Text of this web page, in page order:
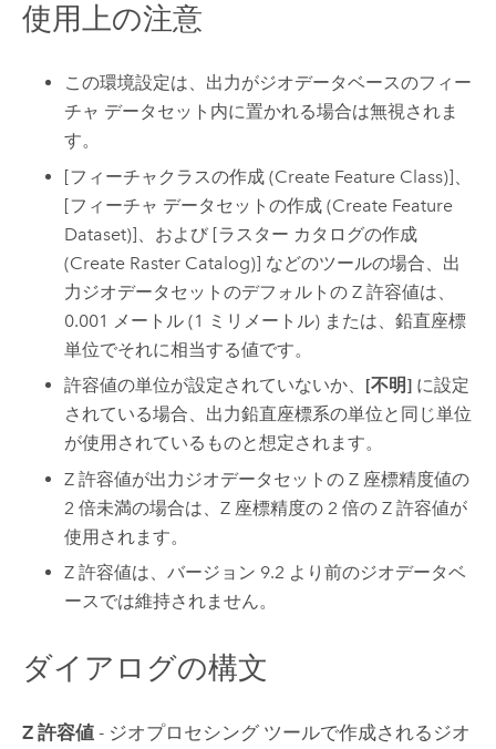
使用上の注意
この環境設定は、出力がジオデータベースのフィー
チャ データセット内に置かれる場合は無視されま
す。
[フィーチャクラスの作成 (Create Feature Class)]
[フィーチャ データセットの作成 (Create Feature
Dataset)] 、および [ラスター カタログの作成
(Create Raster Catalog)] などのツールの場合、出
力ジオデータセットのデフォルトの Z 許容値は、
0.001 メートル (1 ミリメートル) または、鉛直座標
単位でそれに相当する値です。
許容値の単位が設定されていないか、 [不明] に設定
されている場合、出力鉛直座標系の単位と同じ単位
が使用されているものと想定されます。
Z 許容値が出力ジオデータセットの Z 座標精度値の
2 倍未満の場合は、Z 座標精度の 2 倍の Z 許容値が
使用されます。
Z 許容値は、バージョン 9.2 より前のジオデータベ
ースでは維持されません。
ダイアログの構文
Z 許容値- ジオプロセシング ツールで作成されるジオ